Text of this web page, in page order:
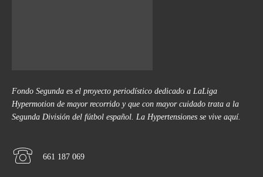
Fondo Segunda es el proyecto periodístico dedicado a LaLiga
Hypermotion de mayor recorrido y que con mayor cuidado trata a la
Segunda División del fútbol español. La Hypertensiones se vive aquí.
661 187 069